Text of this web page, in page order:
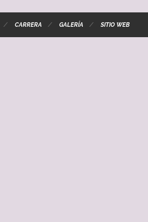
CARRERA GALERÍA SITIO WEB